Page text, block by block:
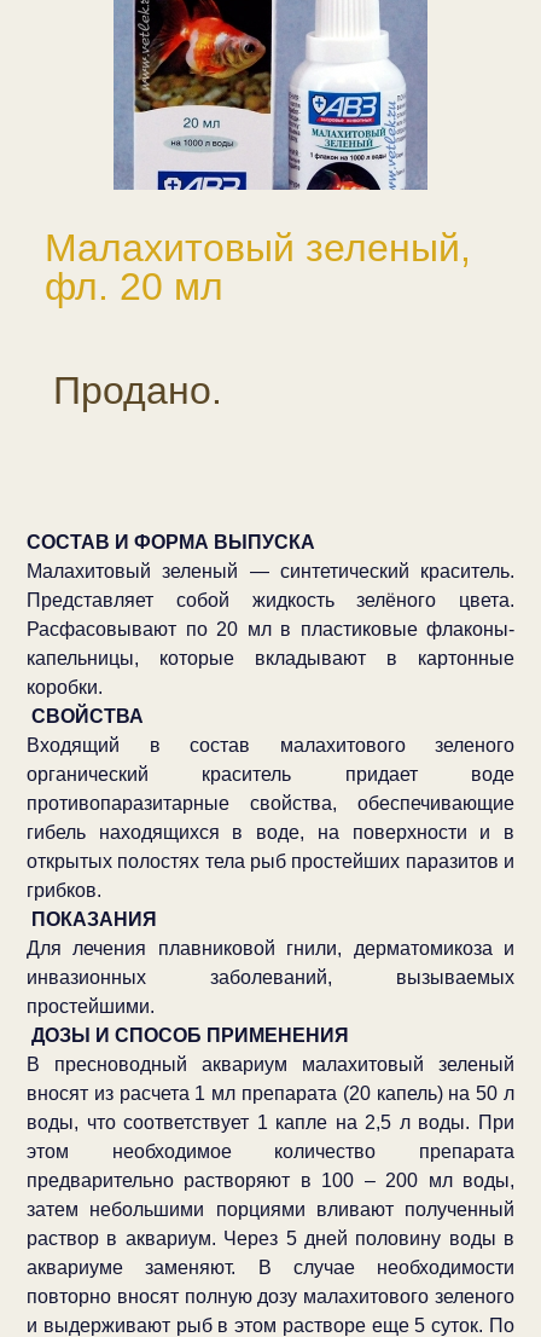
Малахитовый зеленый,
фл. 20 мл
Продано.
СОСТАВ И ФОРМА ВЫПУСКА
Малахитовый зеленый — синтетический краситель.
Представляет собой жидкость зелёного цвета.
Расфасовывают по 20 мл в пластиковые флаконы-
капельницы, которые вкладывают в картонные
коробки.
СВОЙСТВА
Входящий в состав малахитового зеленого
органический краситель придает воде
противопаразитарные свойства, обеспечивающие
гибель находящихся в воде, на поверхности и в
открытых полостях тела рыб простейших паразитов и
грибков.
ПОКАЗАНИЯ
Для лечения плавниковой гнили, дерматомикоза и
инвазионных заболеваний, вызываемых
простейшими.
ДОЗЫ И СПОСОБ ПРИМЕНЕНИЯ
В пресноводный аквариум малахитовый зеленый
вносят из расчета 1 мл препарата (20 капель) на 50 л
воды, что соответствует 1 капле на 2,5 л воды. При
этом необходимое количество препарата
предварительно растворяют в 100 – 200 мл воды,
затем небольшими порциями вливают полученный
раствор в аквариум. Через 5 дней половину воды в
аквариуме заменяют. В случае необходимости
повторно вносят полную дозу малахитового зеленого
и выдерживают рыб в этом растворе еще 5 суток. По